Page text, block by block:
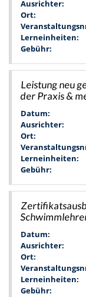
Ausrichter:
Ort:
Lerneinheiten:
Gebühr:
Leistung neu
der Praxis &
Datum:
Ausrichter:
Ort:
Lerneinheiten:
Gebühr:
Datum:
Ausrichter:
Ort:
Lerneinheiten:
Gebühr: